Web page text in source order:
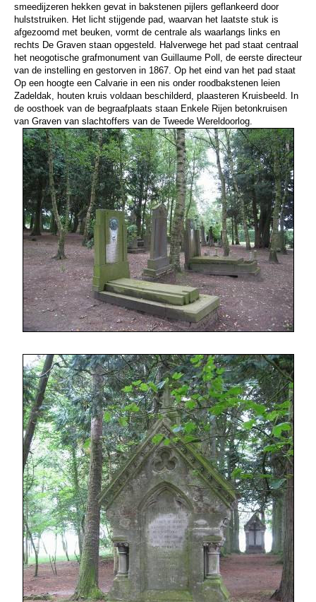
smeedijzeren hekken gevat in bakstenen pijlers geflankeerd door
hulststruiken. Het licht stijgende pad, waarvan het laatste stuk is
afgezoomd met beuken, vormt de centrale als waarlangs links en
rechts De Graven staan opgesteld. Halverwege het pad staat centraal
het neogotische grafmonument van Guillaume Poll, de eerste directeur
van de instelling en gestorven in 1867. Op het eind van het pad staat
Op een hoogte een Calvarie in een nis onder roodbakstenen leien
Zadeldak, houten kruis voldaan beschilderd, plaasteren Kruisbeeld. In
de oosthoek van de begraafplaats staan Enkele Rijen betonkruisen
van Graven van slachtoffers van de Tweede Wereldoorlog.